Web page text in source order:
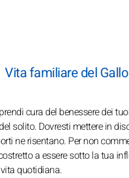
Vita familiare del
cura del benessere dei
solito. Dovresti mettere in
ne risentano. Per non
a essere sotto la tua
quotidiana.